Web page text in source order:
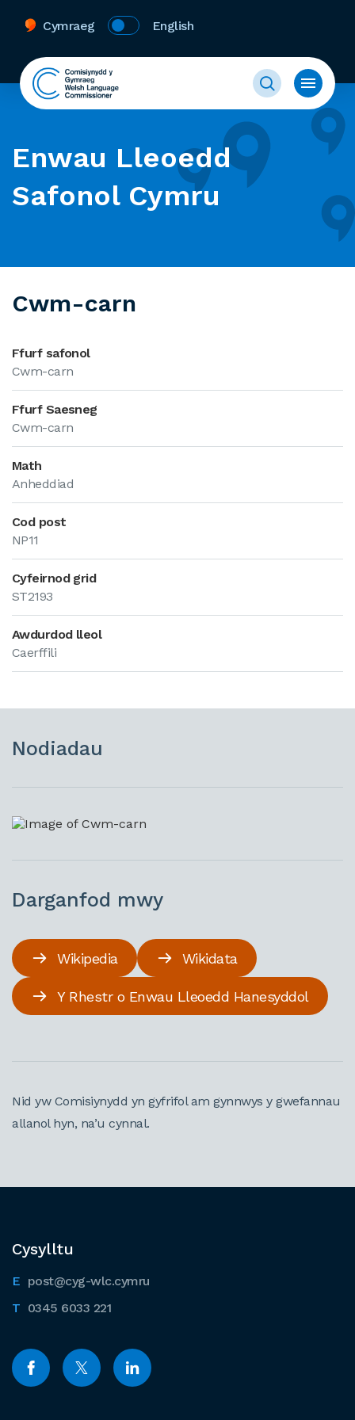
Cymraeg English
Enwau Lleoedd
Safonol Cymru
Cwm-carn
Ffurf safonol
Cwm-carn
Ffurf Saesneg
Cwm-carn
Math
Anheddiad
Cod post
NP11
Cyfeirnod grid
ST2193
Awdurdod lleol
Caerffili
Nodiadau
Darganfod mwy
Wikipedia Wikidata
Y Rhestr o Enwau Lleoedd Hanesyddol
Nid yw Comisiynydd yn gyfrifol am gynnwys y gwefannau
allanol hyn, na’u cynnal.
Cysylltu
post@cyg-wlc.cymru
0345 6033 221